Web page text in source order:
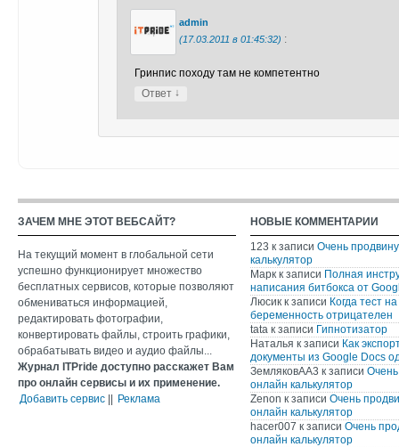
admin
(17.03.2011 в 01:45:32) :
Гринпис походу там не компетентно
Ответ ↓
ЗАЧЕМ МНЕ ЭТОТ ВЕБСАЙТ?
На текущий момент в глобальной сети
успешно функционирует множество
бесплатных сервисов, которые позволяют
обмениваться информацией,
редактировать фотографии,
конвертировать файлы, строить графики,
обрабатывать видео и аудио файлы...
Журнал ITPride доступно расскажет Вам
про онлайн сервисы и их применение.
Добавить сервис
Реклама
НОВЫЕ КОММЕНТАРИИ
123 к записи Очень
калькулятор
Марк к записи Полная
написания битбокса от
Люсик к записи Когда тест на
беременность отрицателен
tata к записи Гипнотизатор
Наталья к записи Как
документы из Google Docs
ЗемляковАА3 к записи
онлайн калькулятор
Zenon к записи Очень
онлайн калькулятор
hacer007 к записи Очень
онлайн калькулятор